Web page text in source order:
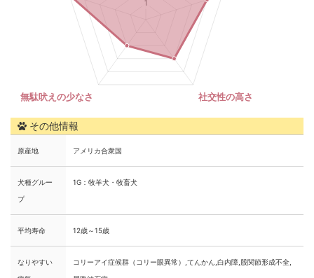
その他情報
原産地 アメリカ合衆国
犬種グルー
プ
1G：牧羊犬・牧畜犬
平均寿命 12歳～15歳
なりやすい
コリーアイ症候群（コリー眼異常）,てんかん,白内障,股関節形成不全,